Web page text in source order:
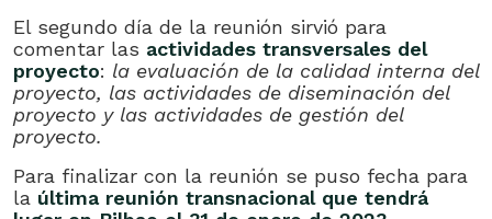
El segundo día de la reunión sirvió para
comentar las actividades transversales del
proyecto: la evaluación de la calidad interna del
proyecto, las actividades de diseminación del
proyecto y las actividades de gestión del
proyecto.
Para finalizar con la reunión se puso fecha para
la última reunión transnacional que tendrá